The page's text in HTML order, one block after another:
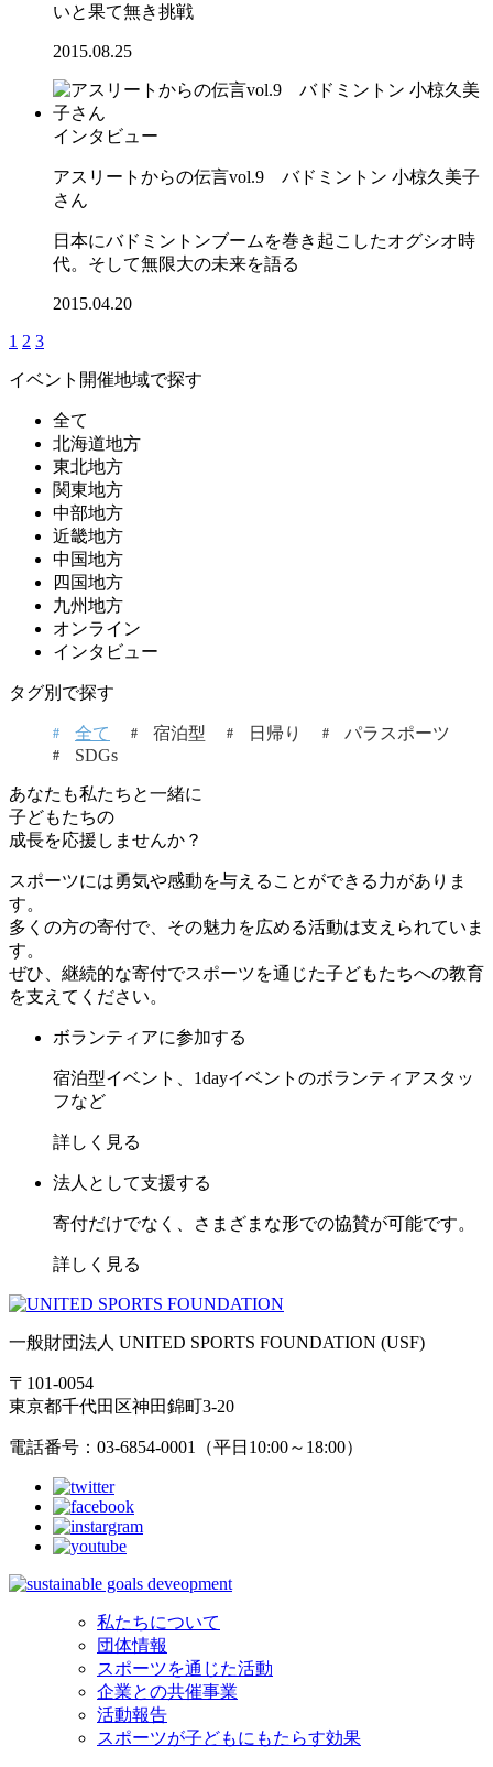
いと果て無き挑戦
2015.08.25
インタビュー
アスリートからの伝言vol.9 バドミントン 小椋久美子
さん
日本にバドミントンブームを巻き起こしたオグシオ時
代。そして無限大の未来を語る
2015.04.20
1 2 3
イベント開催地域で探す
全て
北海道地方
東北地方
関東地方
中部地方
近畿地方
中国地方
四国地方
九州地方
オンライン
インタビュー
タグ別で探す
全て 宿泊型 日帰り
パラスポーツ
SDGs
あなたも私たちと一緒に
子どもたちの
成長を応援しませんか？
スポーツには勇気や感動を与えることができる力がありま
す。
多くの方の寄付で、その魅力を広める活動は支えられていま
す。
ぜひ、継続的な寄付でスポーツを通じた子どもたちへの教育
を支えてください。
ボランティアに参加する
宿泊型イベント、1dayイベントのボランティアスタッ
フなど
詳しく見る
法人として支援する
寄付だけでなく、さまざまな形での協賛が可能です。
詳しく見る
一般財団法人 UNITED SPORTS FOUNDATION (USF)
〒101-0054
東京都千代田区神田錦町3-20
電話番号：03-6854-0001（平日10:00～18:00）
私たちについて
団体情報
スポーツを通じた活動
企業との共催事業
活動報告
スポーツが子どもにもたらす効果